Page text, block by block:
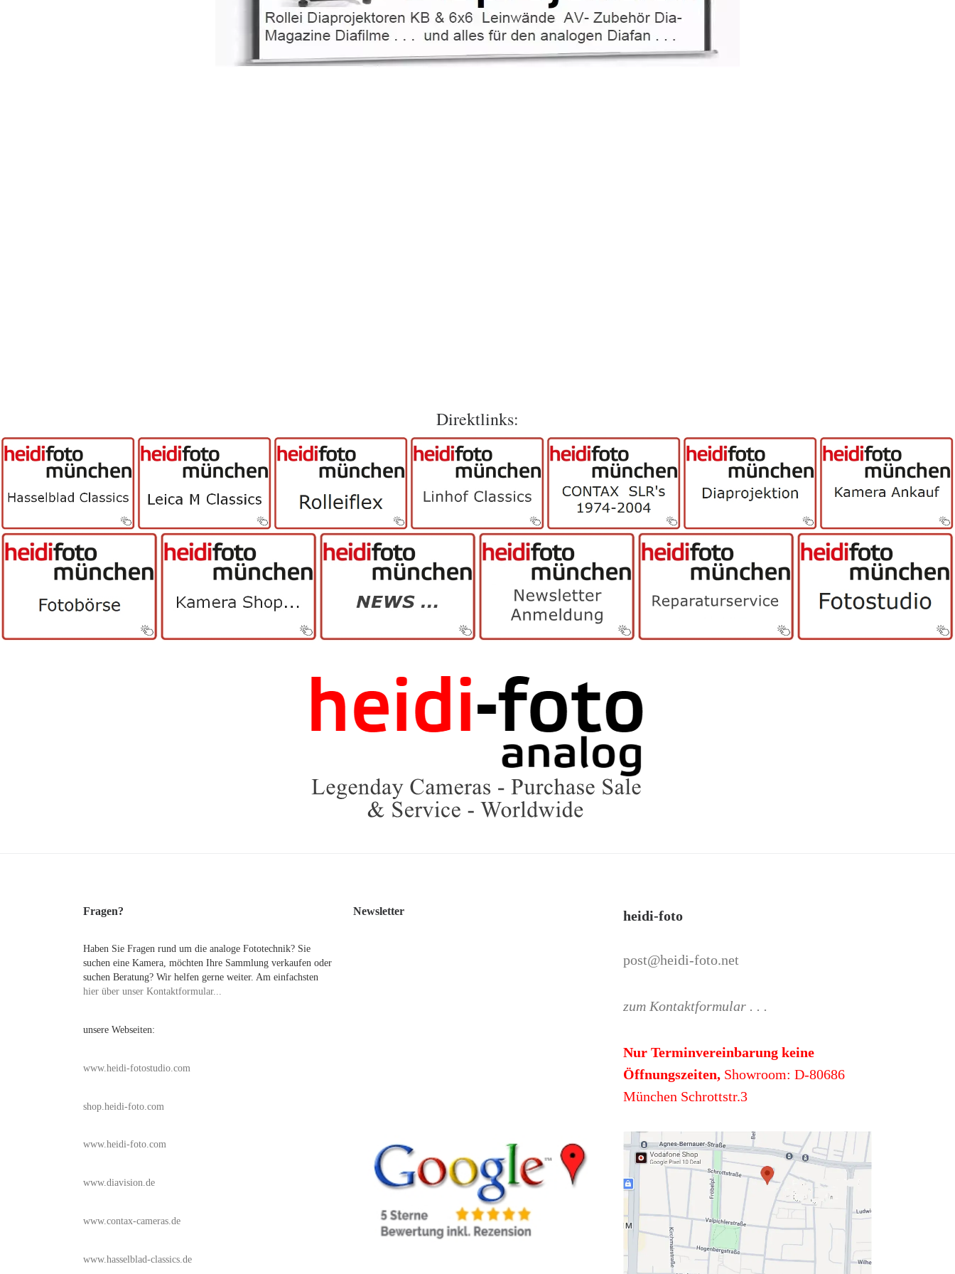
Direktlinks:
Fragen?
Haben Sie Fragen rund um die analoge Fototechnik? Sie
suchen eine Kamera, möchten Ihre Sammlung verkaufen oder
suchen Beratung? Wir helfen gerne weiter. Am einfachsten
hier über unser Kontaktformular...
unsere Webseiten:
www.heidi-fotostudio.com
shop.heidi-foto.com
www.heidi-foto.com
www.diavision.de
www.contax-cameras.de
www.hasselblad-classics.de
Newsletter heidi-foto
post@heidi-foto.net
zum Kontaktformular . . .
Nur Terminvereinbarung keine
Öffnungszeiten, Showroom: D-80686
München Schrottstr.3